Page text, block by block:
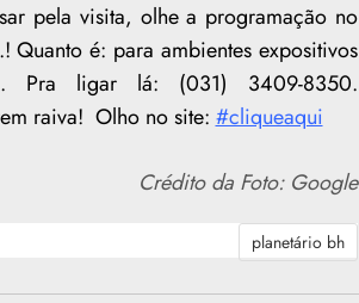
pela visita, olhe a programação no
Quanto é: para ambientes expositivos
Pra ligar lá: (031) 3409-8350.
raiva! Olho no site: #cliqueaqui
Crédito da Foto: Google
planetário bh